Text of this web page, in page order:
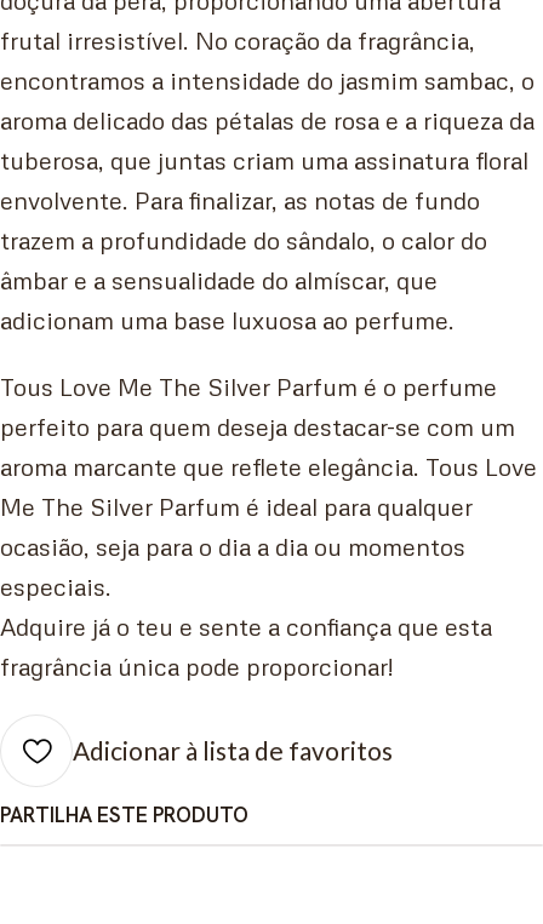
frutal irresistível. No coração da fragrância,
encontramos a intensidade do jasmim sambac, o
aroma delicado das pétalas de rosa e a riqueza da
tuberosa, que juntas criam uma assinatura floral
envolvente. Para finalizar, as notas de fundo
trazem a profundidade do sândalo, o calor do
âmbar e a sensualidade do almíscar, que
adicionam uma base luxuosa ao perfume.
Tous Love Me The Silver Parfum é o perfume
perfeito para quem deseja destacar-se com um
aroma marcante que reflete elegância. Tous Love
Me The Silver Parfum é ideal para qualquer
ocasião, seja para o dia a dia ou momentos
especiais.
Adquire já o teu e sente a confiança que esta
fragrância única pode proporcionar!
Adicionar à lista de favoritos
PARTILHA ESTE PRODUTO